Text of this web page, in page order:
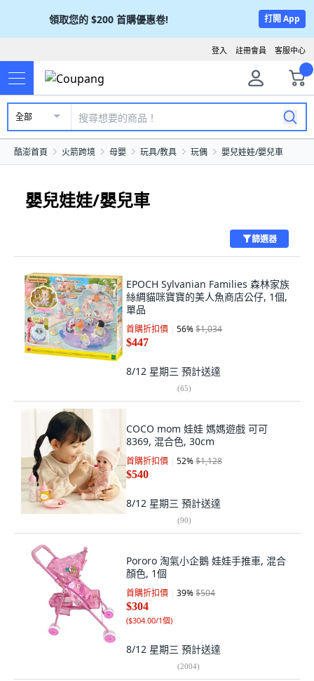
領取您的 $200 首購優惠卷! 打開 App
客服中心
註冊會員
登入
全部
酷澎首頁 火箭跨境 母嬰 玩具/教具 玩偶 嬰兒娃娃/嬰兒車
嬰兒娃娃/嬰兒車
篩選器
EPOCH Sylvanian Families 森林家族
絲綢貓咪寶寶的美人魚商店公仔, 1個,
單品
首購折扣價 56%$1,034
$447
8/12 星期三 預計送達
(65)
COCO mom 娃娃 媽媽遊戲 可可
8369, 混合色, 30cm
首購折扣價 52%$1,128
$540
8/12 星期三 預計送達
(90)
Pororo 淘氣小企鵝 娃娃手推車, 混合
顏色, 1個
首購折扣價 39%$504
$304
($304.00/1個)
8/12 星期三 預計送達
(2004)